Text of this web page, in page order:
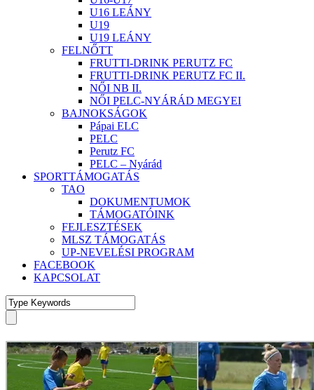
U16 LEÁNY
U19
U19 LEÁNY
FELNŐTT
FRUTTI-DRINK PERUTZ FC
FRUTTI-DRINK PERUTZ FC II.
NŐI NB II.
NŐI PELC-NYÁRÁD MEGYEI
BAJNOKSÁGOK
Pápai ELC
PELC
Perutz FC
PELC – Nyárád
SPORTTÁMOGATÁS
TAO
DOKUMENTUMOK
TÁMOGATÓINK
FEJLESZTÉSEK
MLSZ TÁMOGATÁS
UP-NEVELÉSI PROGRAM
FACEBOOK
KAPCSOLAT